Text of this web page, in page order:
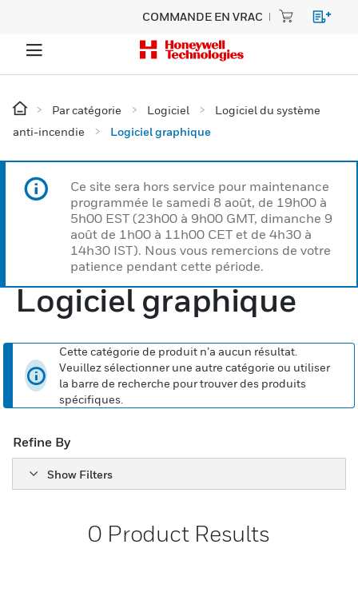
COMMANDE EN VRAC
Par catégorie Logiciel
Logiciel du système
anti-incendie
Logiciel graphique
Ce site sera hors service pour maintenance
programmée le samedi 8 août, de 19h00 à
5h00 EST (23h00 à 9h00 GMT, dimanche 9
août de 1h00 à 11h00 CET et de 4h30 à
14h30 IST). Nous vous remercions de votre
patience pendant cette période.
Logiciel graphique
Cette catégorie de produit n’a aucun résultat.
Veuillez sélectionner une autre catégorie ou utiliser
la barre de recherche pour trouver des produits
spécifiques.
Refine By
Show Filters
0 Product Results